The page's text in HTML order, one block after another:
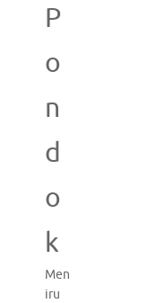
P
o
n
d
o
k
Men
iru